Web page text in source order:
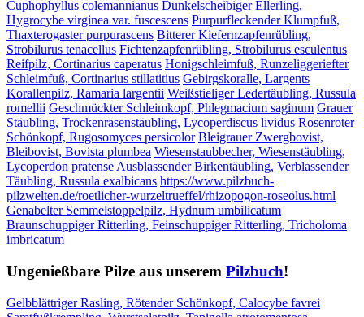
Cuphophyllus colemannianus Dunkelscheibiger Ellerling,
Hygrocybe virginea var. fuscescens Purpurfleckender Klumpfuß,
Thaxterogaster purpurascens Bitterer Kiefernzapfenrübling,
Strobilurus tenacellus Fichtenzapfenrübling, Strobilurus esculentus
Reifpilz, Cortinarius caperatus Honigschleimfuß, Runzeliggeriefter
Schleimfuß, Cortinarius stillatitius Gebirgskoralle, Largents
Korallenpilz, Ramaria largentii Weißstieliger Ledertäubling, Russula
romellii Geschmückter Schleimkopf, Phlegmacium saginum Grauer
Stäubling, Trockenrasenstäubling, Lycoperdiscus lividus Rosenroter
Schönkopf, Rugosomyces persicolor Bleigrauer Zwergbovist,
Bleibovist, Bovista plumbea Wiesenstaubbecher, Wiesenstäubling,
Lycoperdon pratenseAusblassender Birkentäubling, Verblassender
Täubling, Russula exalbicans https://www.pilzbuch-
pilzwelten.de/roetlicher-wurzeltrueffel/rhizopogon-roseolus.html
Genabelter Semmelstoppelpilz, Hydnum umbilicatum
Braunschuppiger Ritterling, Feinschuppiger Ritterling, Tricholoma
imbricatum
Ungenießbare Pilze aus unserem Pilzbuch!
Gelbblättriger Rasling, Rötender Schönkopf, Calocybe favrei